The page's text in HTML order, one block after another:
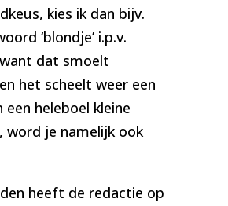
kies ik dan bijv.
‘blondje’ i.p.v.
want dat smoelt
het scheelt weer een
een heleboel kleine
word je namelijk ook
heeft de redactie op